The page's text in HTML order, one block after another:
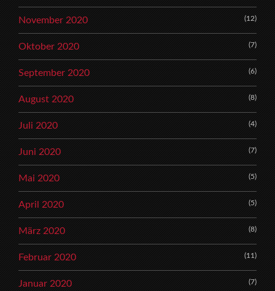
November 2020 (12)
Oktober 2020 (7)
September 2020 (6)
August 2020 (8)
Juli 2020 (4)
Juni 2020 (7)
Mai 2020 (5)
April 2020 (5)
März 2020 (8)
Februar 2020 (11)
Januar 2020 (7)